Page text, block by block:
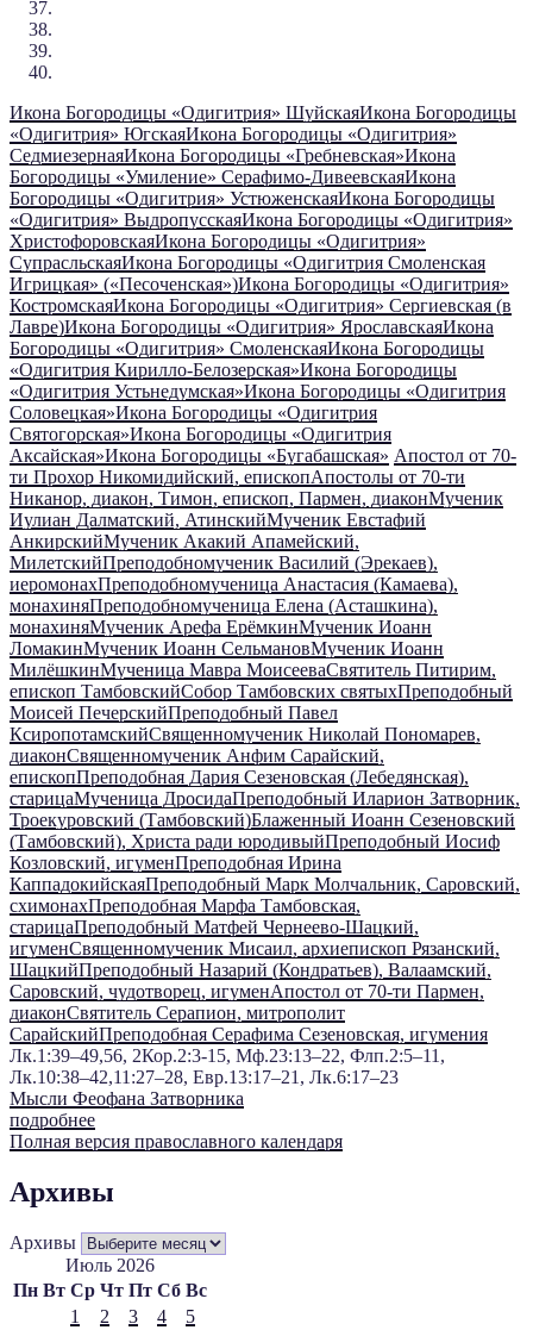
Икона Богородицы «Одигитрия» ШуйскаяИкона Богородицы
«Одигитрия» ЮгскаяИкона Богородицы «Одигитрия»
СедмиезернаяИкона Богородицы «Гребневская»Икона
Богородицы «Умиление» Серафимо-ДивеевскаяИкона
Богородицы «Одигитрия» УстюженскаяИкона Богородицы
«Одигитрия» ВыдропусскаяИкона Богородицы «Одигитрия»
ХристофоровскаяИкона Богородицы «Одигитрия»
СупрасльскаяИкона Богородицы «Одигитрия Смоленская
Игрицкая» («Песоченская»)Икона Богородицы «Одигитрия»
КостромскаяИкона Богородицы «Одигитрия» Сергиевская (в
Лавре)Икона Богородицы «Одигитрия» ЯрославскаяИкона
Богородицы «Одигитрия» СмоленскаяИкона Богородицы
«Одигитрия Кирилло-Белозерская»Икона Богородицы
«Одигитрия Устьнедумская»Икона Богородицы «Одигитрия
Соловецкая»Икона Богородицы «Одигитрия
Святогорская»Икона Богородицы «Одигитрия
Аксайская»Икона Богородицы «Бугабашская» Апостол от 70-
ти Прохор Никомидийский, епископАпостолы от 70-ти
Никанор, диакон, Тимон, епископ, Пармен, диаконМученик
Иулиан Далматский, АтинскийМученик Евстафий
АнкирскийМученик Акакий Апамейский,
МилетскийПреподобномученик Василий (Эрекаев),
иеромонахПреподобномученица Анастасия (Камаева),
монахиняПреподобномученица Елена (Асташкина),
монахиняМученик Арефа ЕрёмкинМученик Иоанн
ЛомакинМученик Иоанн СельмановМученик Иоанн
МилёшкинМученица Мавра МоисееваСвятитель Питирим,
епископ ТамбовскийСобор Тамбовских святыхПреподобный
Моисей ПечерскийПреподобный Павел
КсиропотамскийСвященномученик Николай Пономарев,
диаконСвященномученик Анфим Сарайский,
епископПреподобная Дария Сезеновская (Лебедянская),
старицаМученица ДросидаПреподобный Иларион Затворник,
Троекуровский (Тамбовский)Блаженный Иоанн Сезеновский
(Тамбовский), Христа ради юродивыйПреподобный Иосиф
Козловский, игуменПреподобная Ирина
КаппадокийскаяПреподобный Марк Молчальник, Саровский,
схимонахПреподобная Марфа Тамбовская,
старицаПреподобный Матфей Чернеево-Шацкий,
игуменСвященномученик Мисаил, архиепископ Рязанский,
ШацкийПреподобный Назарий (Кондратьев), Валаамский,
Саровский, чудотворец, игуменАпостол от 70-ти Пармен,
диаконСвятитель Серапион, митрополит
СарайскийПреподобная Серафима Сезеновская, игумения
Лк.1:39–49,56, 2Кор.2:3-15, Мф.23:13–22, Флп.2:5–11,
Лк.10:38–42,11:27–28, Евр.13:17–21, Лк.6:17–23
Мысли Феофана Затворника
подробнее
Полная версия православного календаря
Архивы
Архивы
Июль 2026
Пн Вт Ср Чт Пт Сб Вс
1 2 3 4
5